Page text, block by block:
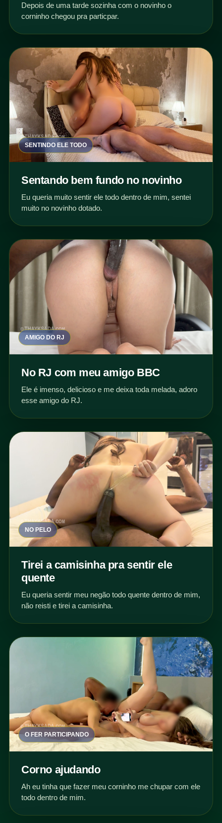
Depois de uma tarde sozinha com o novinho o
corninho chegou pra particpar.
SENTINDO ELE TODO
Sentando bem fundo no novinho
Eu queria muito sentir ele todo dentro de mim, sentei
muito no novinho dotado.
AMIGO DO RJ
No RJ com meu amigo BBC
Ele é imenso, delicioso e me deixa toda melada, adoro
esse amigo do RJ.
NO PELO
Tirei a camisinha pra sentir ele
quente
Eu queria sentir meu negão todo quente dentro de mim,
não reisti e tirei a camisinha.
O FER PARTICIPANDO
Corno ajudando
Ah eu tinha que fazer meu corninho me chupar com ele
todo dentro de mim.